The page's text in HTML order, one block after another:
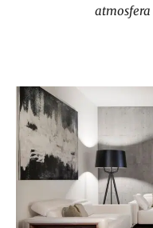
atmosfera